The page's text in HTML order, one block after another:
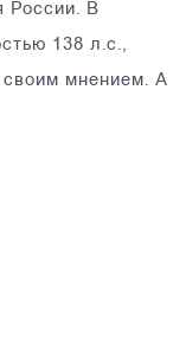
России. В
138 л.с.,
своим мнением. А